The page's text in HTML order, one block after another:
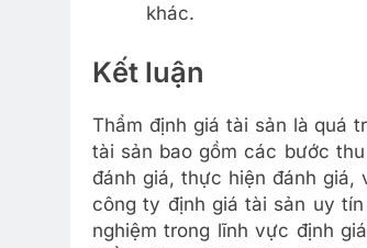
khác.
Kết luận
Thẩm định giá tài sản là quá
tài sản bao gồm các bước
đánh giá, thực hiện đánh giá,
công ty định giá tài sản uy
nghiệm trong lĩnh vực định